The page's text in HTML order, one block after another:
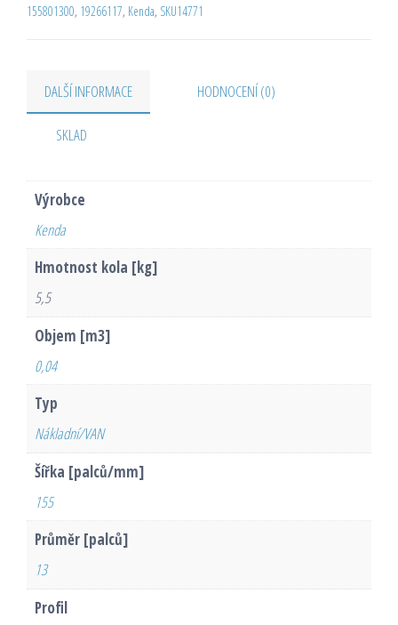
155801300, 19266117, Kenda, SKU14771
DALŠÍ INFORMACE HODNOCENÍ (0)
SKLAD
Výrobce
Kenda
Hmotnost kola [kg]
5,5
Objem [m3]
0,04
Typ
Nákladní/VAN
Šířka [palců/mm]
155
Průměr [palců]
13
Profil